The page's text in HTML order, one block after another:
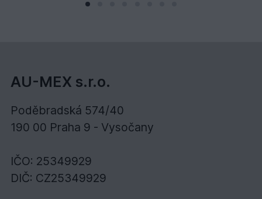
AU-MEX s.r.o.
Poděbradská 574/40
190 00 Praha 9 - Vysočany
IČO: 25349929
DIČ: CZ25349929